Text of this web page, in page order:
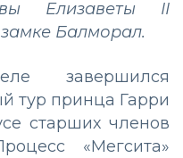
Елизаветы II
Балморал.
завершился
тур принца Гарри
старших членов
«Мегсита»